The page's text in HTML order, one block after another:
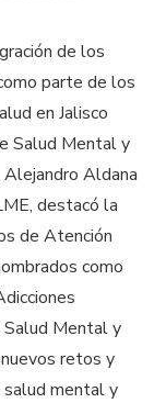
de los
parte de los
en Jalisco
Salud Mental y
Alejandro Aldana
destacó la
de Atención
como
Salud Mental y
retos y
salud mental y